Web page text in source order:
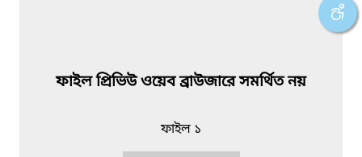
ফাইল প্রিভিউ ওয়েব ব্রাউজারে সমর্থিত নয়
ফাইল ১